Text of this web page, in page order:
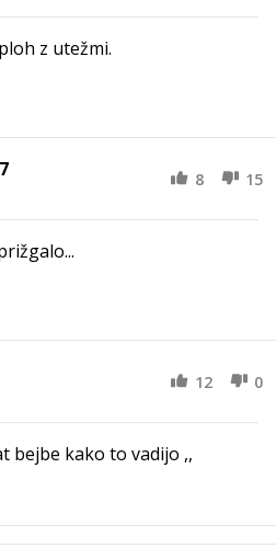
z utežmi.
8 15
12 0
bejbe kako to vadijo ,,